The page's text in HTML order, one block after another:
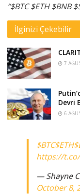
“$BTC $ETH $BNB
İlginizi Çekebilir
7
Devri
6
$BTC$ETH
https://
— Shayne
October 8,